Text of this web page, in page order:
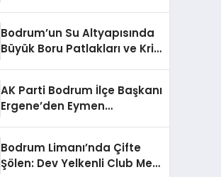
Bodrum’un Su Altyapısında
Büyük Boru Patlakları ve Kriz
AK Parti Bodrum İlçe Başkanı
Ergene’den Eymen
Malzeme Yapılmasını
Kınıyorum”
Bodrum Limanı’nda Çifte
Şölen: Dev Yelkenli Club Med